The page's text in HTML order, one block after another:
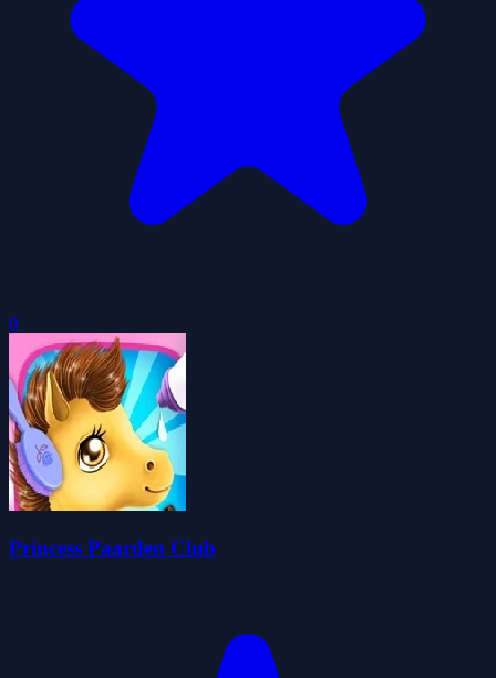
0
Princess Paarden Club